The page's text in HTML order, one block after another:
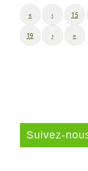
« ‹ 15
19 › »
Suivez-